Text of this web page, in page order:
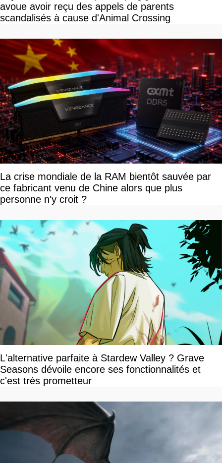
avoue avoir reçu des appels de parents
scandalisés à cause d'Animal Crossing
La crise mondiale de la RAM bientôt sauvée par
ce fabricant venu de Chine alors que plus
personne n'y croit ?
L'alternative parfaite à Stardew Valley ? Grave
Seasons dévoile encore ses fonctionnalités et
c'est très prometteur